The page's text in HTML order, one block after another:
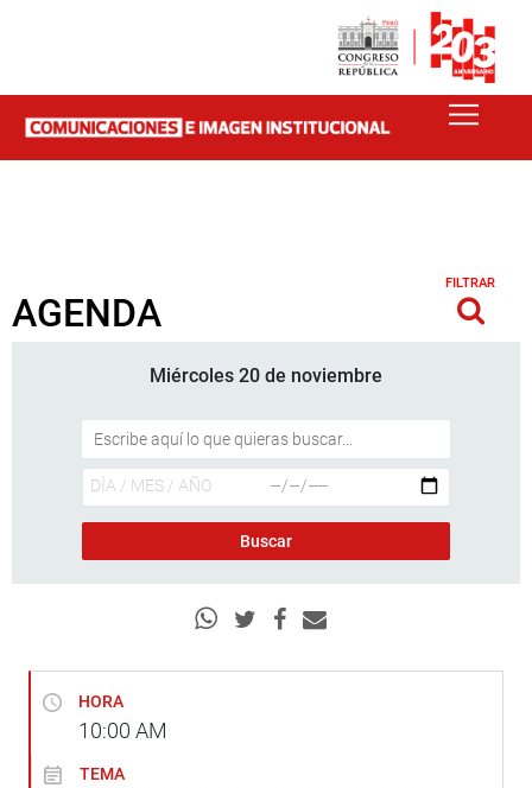
AGENDA
FILTRAR
Miércoles 20 de noviembre
HORA
10:00 AM
TEMA